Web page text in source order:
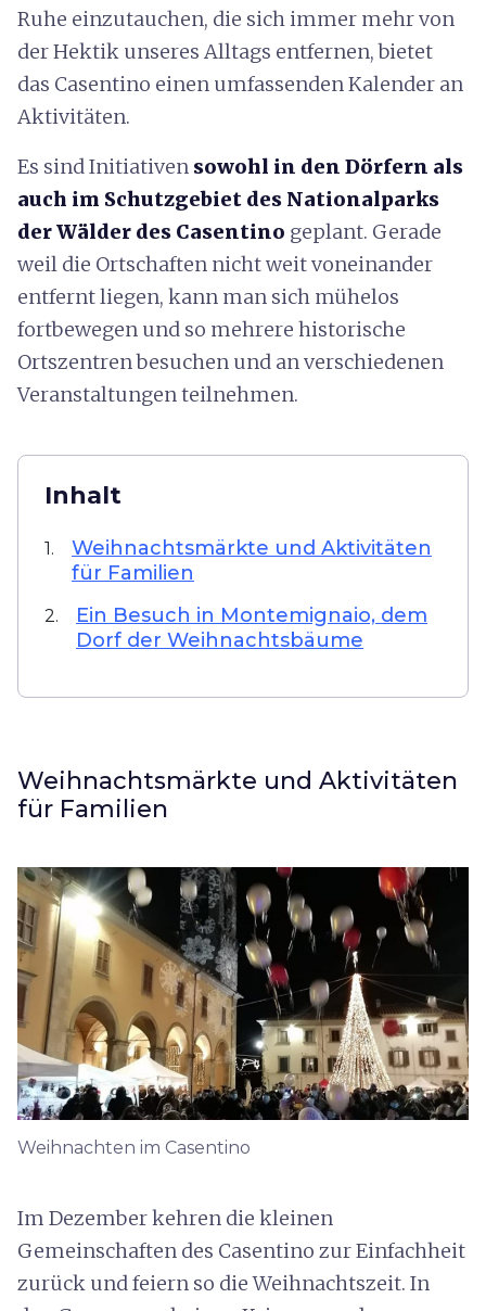
Ruhe einzutauchen, die sich immer mehr von
der Hektik unseres Alltags entfernen, bietet
das Casentino einen umfassenden Kalender an
Aktivitäten.
Es sind Initiativen sowohl in den Dörfern als
auch im Schutzgebiet des Nationalparks
der Wälder des Casentino geplant. Gerade
weil die Ortschaften nicht weit voneinander
entfernt liegen, kann man sich mühelos
fortbewegen und so mehrere historische
Ortszentren besuchen und an verschiedenen
Veranstaltungen teilnehmen.
Inhalt
1.
Weihnachtsmärkte und Aktivitäten
für Familien
2.
Ein Besuch in Montemignaio, dem
Dorf der Weihnachtsbäume
Weihnachtsmärkte und Aktivitäten
für Familien
Weihnachten im Casentino
Im Dezember kehren die kleinen
Gemeinschaften des Casentino zur Einfachheit
zurück und feiern so die Weihnachtszeit. In